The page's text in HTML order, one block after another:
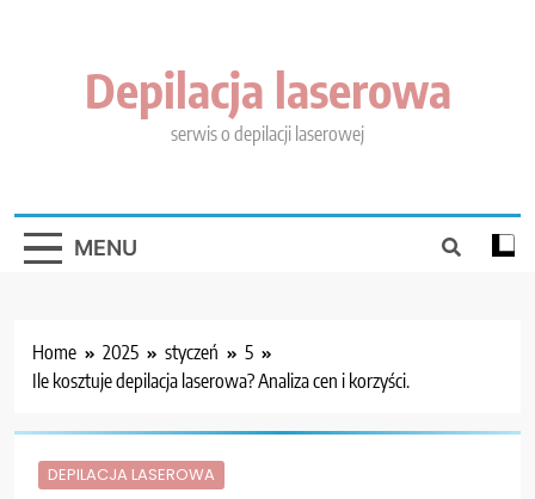
Depilacja laserowa
serwis o depilacji laserowej
MENU
Home 2025 styczeń
5
Ile kosztuje depilacja laserowa? Analiza cen i korzyści.
DEPILACJA LASEROWA